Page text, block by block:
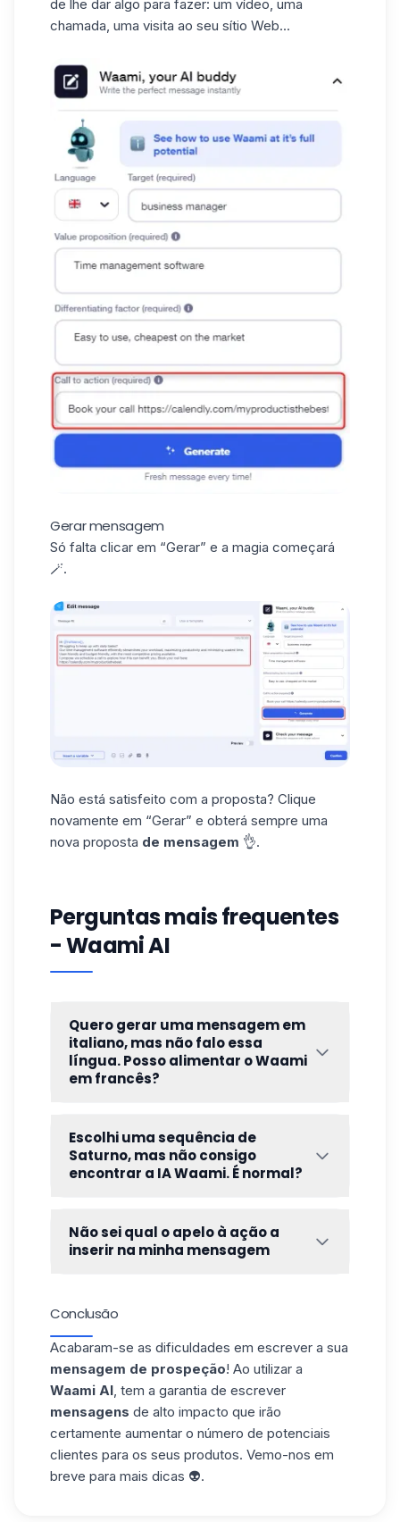
de lhe dar algo para fazer: um vídeo, uma
chamada, uma visita ao seu sítio Web...
Gerar mensagem
Só falta clicar em “Gerar” e a magia começará
🪄.
Não está satisfeito com a proposta? Clique
novamente em “Gerar” e obterá sempre uma
nova proposta de mensagem 👌.
Perguntas mais frequentes
- Waami AI
Quero gerar uma mensagem em
italiano, mas não falo essa
língua. Posso alimentar o Waami
em francês?
informações necessárias na língua que
escolheu para a suamensagem
preencher os campos em francês e
Escolhi uma sequência de
Saturno, mas não consigo
encontrar a IA Waami. É normal?
disponível para as chamadas sequências
lineares (por exemplo, Convite +
Pode então copiar e colar a proposta
Waami AI 😎.
Não sei qual o apelo à ação a
inserir na minha mensagem
chamada? Visitar um sítio Web? Encontre as
nossas melhores dicas nesteartigo.
Conclusão
Acabaram-se as dificuldades em escrever a sua
mensagem de prospeção! Ao utilizar a
Waami AI, tem a garantia de escrever
mensagens de alto impacto que irão
certamente aumentar o número de potenciais
clientes para os seus produtos. Vemo-nos em
breve para mais dicas 👽.